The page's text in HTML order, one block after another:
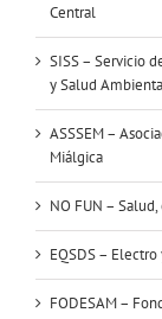
Central
SISS – Servicio
y Salud
ASSSEM –
Miálgica
NO FUN –
EQSDS –
FODESAM –